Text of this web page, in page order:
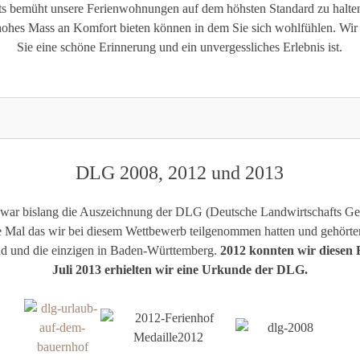
bemüht unsere Ferienwohnungen auf dem höhsten Standard zu
Mass an Komfort bieten können in dem Sie sich wohlfühlen.
Sie eine schöne Erinnerung und ein unvergessliches Erlebnis ist.
DLG 2008, 2012 und 2013
bislang die Auszeichnung der DLG (Deutsche Landwirtschafts
Mal das wir bei diesem Wettbewerb teilgenommen hatten und
und die einzigen in Baden-Württemberg.2012 konnten wir
Juli 2013 erhielten wir eine Urkunde der DLG.